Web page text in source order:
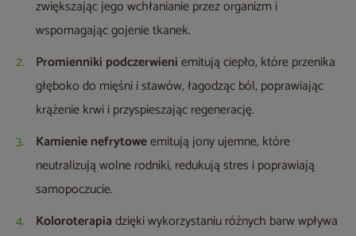
zwiększając jego wchłanianie przez organizm i
wspomagając gojenie tkanek.
Promienniki podczerwieniemitują ciepło, które przenika
głęboko do mięśni i stawów, łagodząc ból, poprawiając
krążenie krwi i przyspieszając regenerację.
Kamienie nefrytoweemitują jony ujemne, które
neutralizują wolne rodniki, redukują stres i poprawiają
samopoczucie.
Koloroterapiadzięki wykorzystaniu różnych barw wpływa